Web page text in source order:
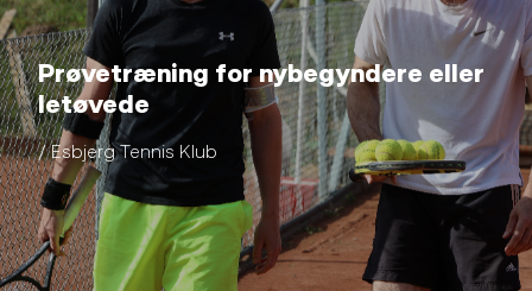
Prøvetræning for nybegyndere eller
letøvede
/ Esbjerg Tennis Klub